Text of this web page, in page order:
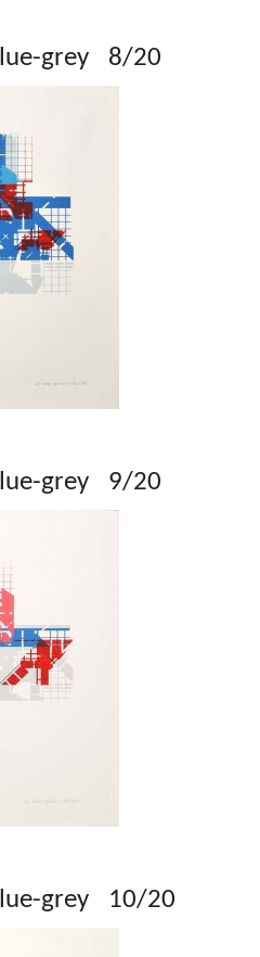
grey 8/20
grey 9/20
grey 10/20